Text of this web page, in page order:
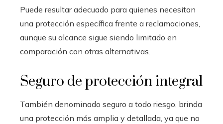
Puede resultar adecuado para quienes necesitan
una protección específica frente a reclamaciones,
aunque su alcance sigue siendo limitado en
comparación con otras alternativas.
Seguro de protección integral
También denominado seguro a todo riesgo, brinda
una protección más amplia y detallada, ya que no